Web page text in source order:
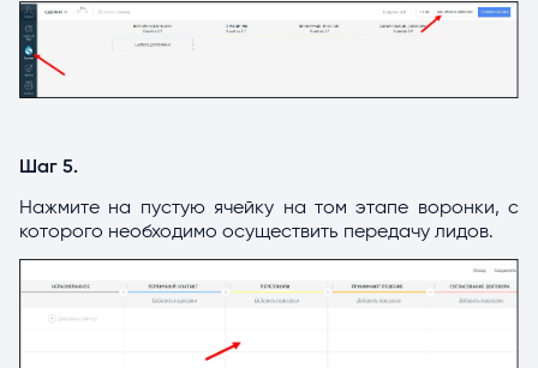
Шаг 5.
Нажмите на пустую ячейку на том этапе воронки, с
которого необходимо осуществить передачу лидов.